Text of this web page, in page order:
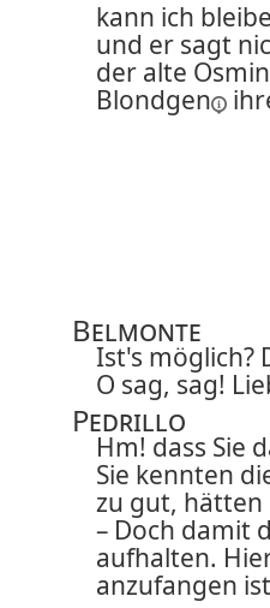
kann ich
und er sagt
der alte
Blondgen
Belmonte
Ist's möglich?
O sag, sag!
Pedrillo
Hm! dass Sie
Sie kennten
zu gut, hätten
– Doch damit
aufhalten.
anzufangen